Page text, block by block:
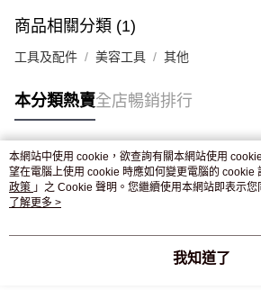
付款後門市自取，訂單確認後2-4個工作天到
商品相關分類 (1)
工具及配件 美容工具 其他
本分類熱賣全店暢銷排行
熱門標籤
熱銷排行
本網站中使用 cookie，欲查詢有關本網站使用
望在電腦上使用 cookie 時應如何變更電腦的 cookie
政策 」之 Cookie 聲明。您繼續使用本網站即表示
條款之 Cookie 聲明使用 cookie。
了解更多 >
我知道了